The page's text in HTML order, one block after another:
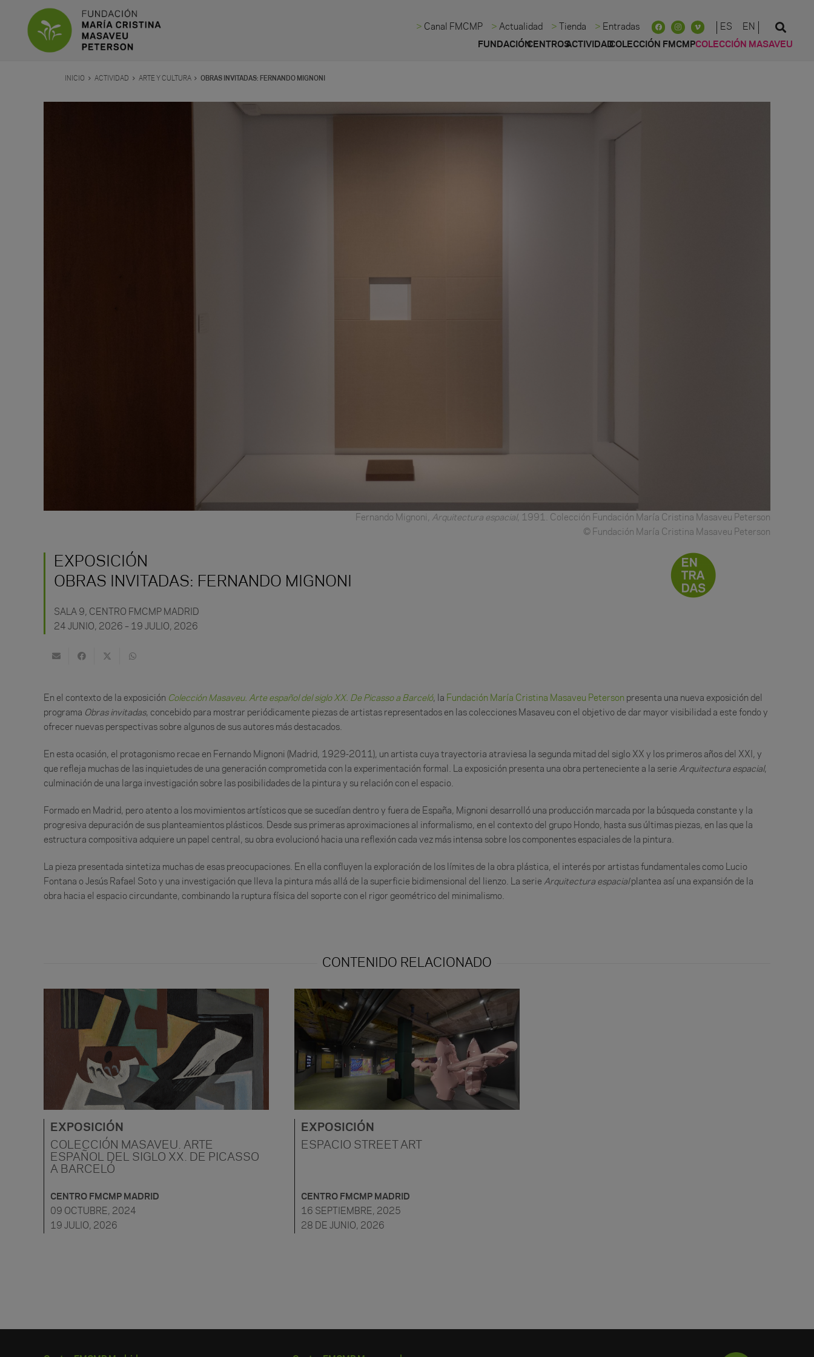
Canal FMCMP Actualidad Tienda Entradas ES EN
FUNDACIÓNCENTROSACTIVIDADCOLECCIÓN FMCMPCOLECCIÓN MASAVEU
INICIO ACTIVIDAD ARTE Y CULTURA OBRAS INVITADAS: FERNANDO MIGNONI
Fernando Mignoni, Arquitectura espacial, 1991. Colección Fundación María Cristina Masaveu Peterson
© Fundación María Cristina Masaveu Peterson
EXPOSICIÓN
OBRAS INVITADAS: FERNANDO MIGNONI
SALA 9, CENTRO FMCMP MADRID
24 JUNIO, 2026 – 19 JULIO, 2026
En el contexto de la exposición Colección Masaveu. Arte español del siglo XX. De Picasso a Barceló, la Fundación María Cristina Masaveu Peterson presenta una nueva exposición del
programa Obras invitadas, concebido para mostrar periódicamente piezas de artistas representados en las colecciones Masaveu con el objetivo de dar mayor visibilidad a este fondo y
ofrecer nuevas perspectivas sobre algunos de sus autores más destacados.
En esta ocasión, el protagonismo recae en Fernando Mignoni (Madrid, 1929-2011), un artista cuya trayectoria atraviesa la segunda mitad del siglo XX y los primeros años del XXI, y
que refleja muchas de las inquietudes de una generación comprometida con la experimentación formal. La exposición presenta una obra perteneciente a la serie Arquitectura espacial,
culminación de una larga investigación sobre las posibilidades de la pintura y su relación con el espacio.
Formado en Madrid, pero atento a los movimientos artísticos que se sucedían dentro y fuera de España, Mignoni desarrolló una producción marcada por la búsqueda constante y la
progresiva depuración de sus planteamientos plásticos. Desde sus primeras aproximaciones al informalismo, en el contexto del grupo Hondo, hasta sus últimas piezas, en las que la
estructura compositiva adquiere un papel central, su obra evolucionó hacia una reflexión cada vez más intensa sobre los componentes espaciales de la pintura.
La pieza presentada sintetiza muchas de esas preocupaciones. En ella confluyen la exploración de los límites de la obra plástica, el interés por artistas fundamentales como Lucio
Fontana o Jesús Rafael Soto y una investigación que lleva la pintura más allá de la superficie bidimensional del lienzo. La serie Arquitectura espacialplantea así una expansión de la
obra hacia el espacio circundante, combinando la ruptura física del soporte con el rigor geométrico del minimalismo.
CONTENIDO RELACIONADO
EXPOSICIÓN
COLECCIÓN MASAVEU. ARTE
ESPAÑOL DEL SIGLO XX. DE PICASSO
A BARCELÓ
CENTRO FMCMP MADRID
09 OCTUBRE, 2024
19 JULIO, 2026
EXPOSICIÓN
ESPACIO STREET ART
CENTRO FMCMP MADRID
16 SEPTIEMBRE, 2025
28 DE JUNIO, 2026